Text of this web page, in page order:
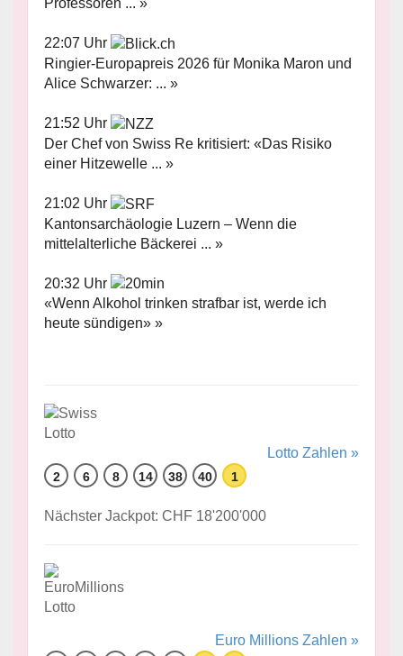
Professoren ... »
22:07 Uhr
Ringier-Europapreis 2026 für Monika Maron und
Alice Schwarzer: ... »
21:52 Uhr
Der Chef von Swiss Re kritisiert: «Das Risiko
einer Hitzewelle ... »
21:02 Uhr
Kantonsarchäologie Luzern – Wenn die
mittelalterliche Bäckerei ... »
20:32 Uhr
«Wenn Alkohol trinken strafbar ist, werde ich
heute sündigen» »
Lotto Zahlen »
2 6 8 14 38 40 1
Nächster Jackpot: CHF 18'200'000
Euro Millions Zahlen »